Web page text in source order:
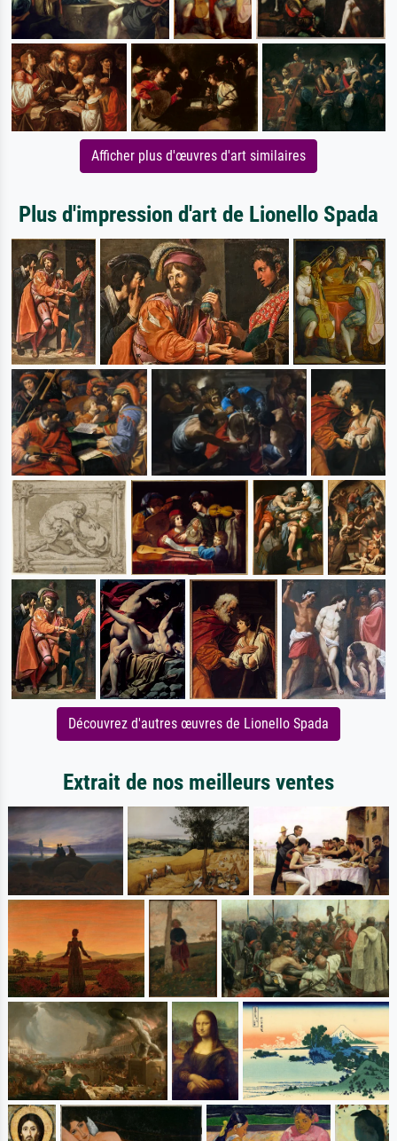
Afficher plus d'œuvres d'art similaires
Plus d'impression d'art de Lionello Spada
Découvrez d'autres œuvres de Lionello Spada
Extrait de nos meilleurs ventes